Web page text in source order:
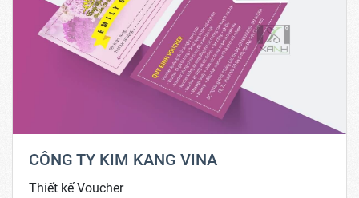
CÔNG TY KIM KANG VINA
Thiết kế Voucher